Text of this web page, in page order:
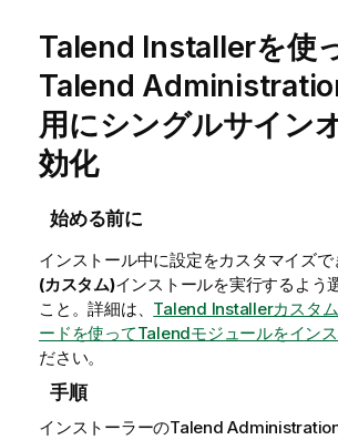
Talend Installerを使
Talend
用にシングルサイン
効化
始める前に
インストール中に設定をカスタマイズで
(カスタム)インストールを実行するよう
こと。詳細は、 Talend Installerカスタ
ードを使ってTalendモジュールをイン
ださい。
手順
インストーラーのTalend